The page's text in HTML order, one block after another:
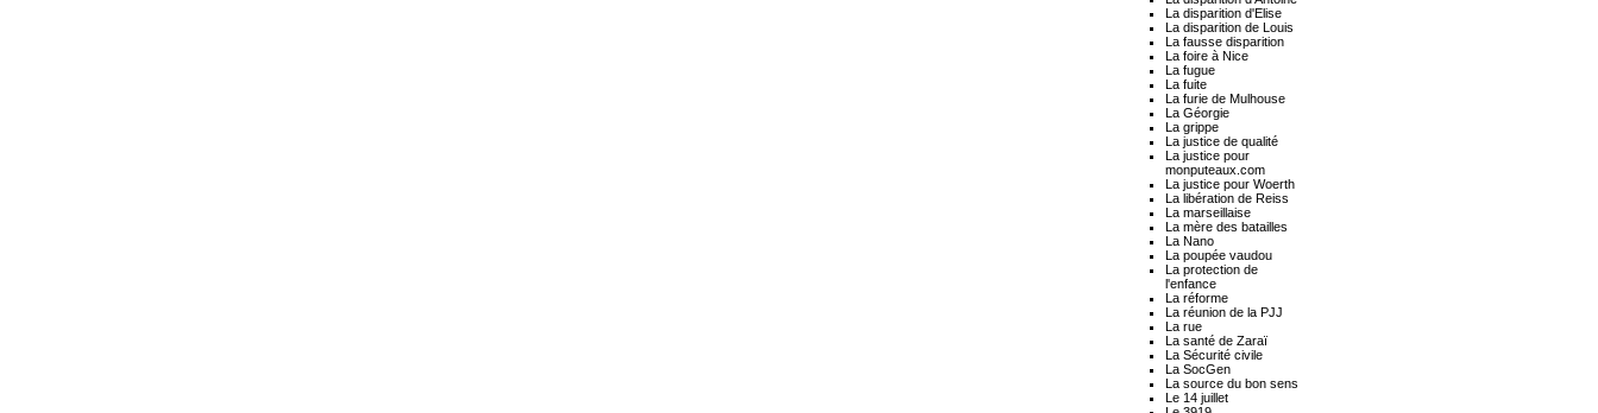
La disparition d'Elise
La disparition de Louis
La fausse disparition
La foire à Nice
La fugue
La fuite
La furie de Mulhouse
La Géorgie
La grippe
La justice de qualité
La justice pour
monputeaux.com
La justice pour Woerth
La libération de Reiss
La marseillaise
La mère des batailles
La Nano
La poupée vaudou
La protection de
l'enfance
La réforme
La réunion de la PJJ
La rue
La santé de Zaraï
La Sécurité civile
La SocGen
La source du bon sens
Le 14 juillet